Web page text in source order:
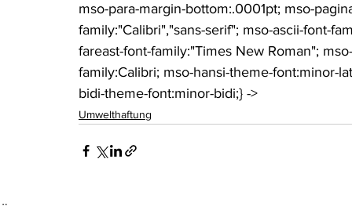
mso-para-margin-bottom:.0001pt; mso-
family:"Calibri","sans-serif"; mso-ascii-font-
fareast-font-family:"Times New Roman";
family:Calibri; mso-hansi-theme-font:minor-
bidi-theme-font:minor-bidi;} ->
Umwelthaftung